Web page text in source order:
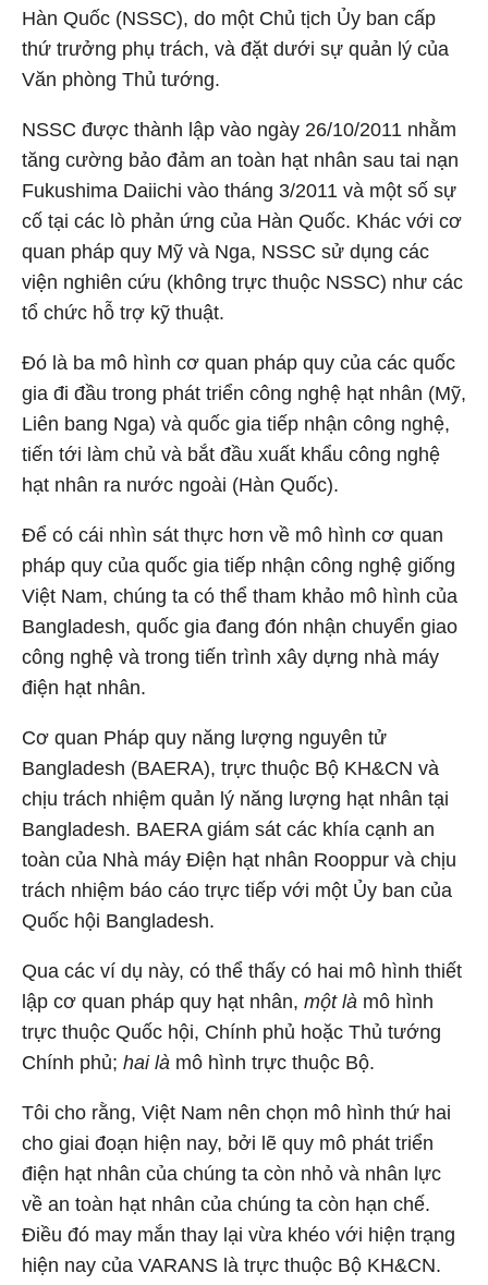
Hàn Quốc (NSSC), do một Chủ tịch Ủy ban cấp
thứ trưởng phụ trách, và đặt dưới sự quản lý của
Văn phòng Thủ tướng.
NSSC được thành lập vào ngày 26/10/2011 nhằm
tăng cường bảo đảm an toàn hạt nhân sau tai nạn
Fukushima Daiichi vào tháng 3/2011 và một số sự
cố tại các lò phản ứng của Hàn Quốc. Khác với cơ
quan pháp quy Mỹ và Nga, NSSC sử dụng các
viện nghiên cứu (không trực thuộc NSSC) như các
tổ chức hỗ trợ kỹ thuật.
Đó là ba mô hình cơ quan pháp quy của các quốc
gia đi đầu trong phát triển công nghệ hạt nhân (Mỹ,
Liên bang Nga) và quốc gia tiếp nhận công nghệ,
tiến tới làm chủ và bắt đầu xuất khẩu công nghệ
hạt nhân ra nước ngoài (Hàn Quốc).
Để có cái nhìn sát thực hơn về mô hình cơ quan
pháp quy của quốc gia tiếp nhận công nghệ giống
Việt Nam, chúng ta có thể tham khảo mô hình của
Bangladesh, quốc gia đang đón nhận chuyển giao
công nghệ và trong tiến trình xây dựng nhà máy
điện hạt nhân.
Cơ quan Pháp quy năng lượng nguyên tử
Bangladesh (BAERA), trực thuộc Bộ KH&CN và
chịu trách nhiệm quản lý năng lượng hạt nhân tại
Bangladesh. BAERA giám sát các khía cạnh an
toàn của Nhà máy Điện hạt nhân Rooppur và chịu
trách nhiệm báo cáo trực tiếp với một Ủy ban của
Quốc hội Bangladesh.
Qua các ví dụ này, có thể thấy có hai mô hình thiết
lập cơ quan pháp quy hạt nhân, một là mô hình
trực thuộc Quốc hội, Chính phủ hoặc Thủ tướng
Chính phủ; hai là mô hình trực thuộc Bộ.
Tôi cho rằng, Việt Nam nên chọn mô hình thứ hai
cho giai đoạn hiện nay, bởi lẽ quy mô phát triển
điện hạt nhân của chúng ta còn nhỏ và nhân lực
về an toàn hạt nhân của chúng ta còn hạn chế.
Điều đó may mắn thay lại vừa khéo với hiện trạng
hiện nay của VARANS là trực thuộc Bộ KH&CN.